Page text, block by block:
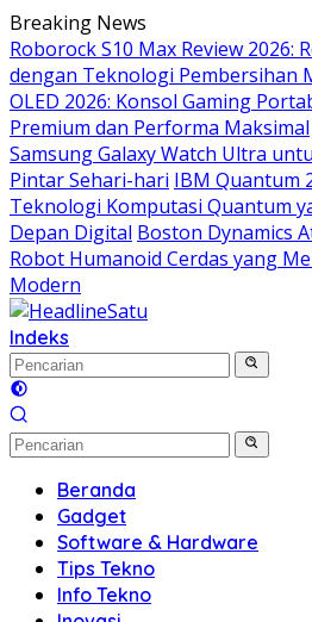
Langsung
ke
konten
Breaking News
Roborock S10 Max Review 2026:
dengan Teknologi Pembersihan
OLED 2026: Konsol Gaming
Premium dan Performa Maksimal
Samsung Galaxy Watch Ultra
Pintar Sehari-hari IBM Quantum
Teknologi Komputasi Quantum
Depan Digital Boston Dynamics
Robot Humanoid Cerdas yang
Modern
Indeks
Beranda
Gadget
Software & Hardware
Tips Tekno
Info Tekno